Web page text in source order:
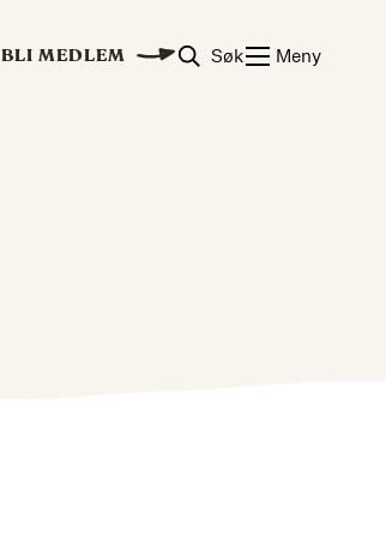
BLI MEDLEM Søk Meny